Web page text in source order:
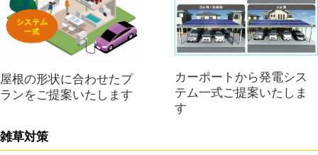
屋根の形状に合わせたプ
ランをご提案いたします
カーポートから発電シス
テム一式ご提案いたしま
す
雑草対策